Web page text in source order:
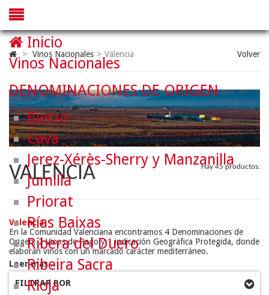
> Vinos Nacionales > Valencia Volver
VALENCIA Hay 45 productos.
Valencia
En la Comunidad Valenciana encontramos 4 Denominaciones de
Origen, 2 Vinos de Pago y 1 indicación Geográfica Protegida, donde
elaboran vinos con un marcado carácter mediterráneo.
Leer más...
FILTRAR POR
Inicio
Vinos Nacionales
DENOMINACIONES DE ORIGEN
Bierzo
Cava
Jerez-Xérès-Sherry y Manzanilla
Jumilla
Priorat
Rías Baixas
Ribera del Duero
Ribeira Sacra
Rioja